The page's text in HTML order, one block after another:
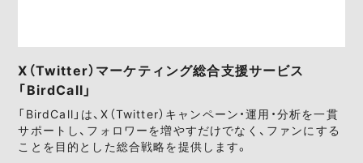
X（Twitter）マーケティング総合支援サービス
「BirdCall」
「BirdCall」は、X（Twitter）キャンペーン・運用・分析を一貫
サポートし、フォロワーを増やすだけでなく、ファンにする
ことを目的とした総合戦略を提供します。